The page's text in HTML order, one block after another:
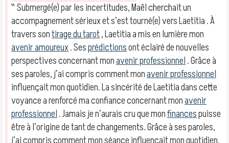
‶ Submergé(e) par les incertitudes, Maël cherchait un
accompagnement sérieux et s’est tourné(e) vers Laetitia . À
travers sontirage du tarot, Laetitia a mis en lumière mon
avenir amoureux. Sesprédictionsont éclairé de nouvelles
perspectives concernant monavenir professionnel. Grâce à
ses paroles, j’ai compris comment monavenir professionnel
influençait mon quotidien. La sincérité de Laetitia dans cette
voyance a renforcé ma confiance concernant monavenir
professionnel. Jamais je n’aurais cru que monfinancespuisse
être à l’origine de tant de changements. Grâce à ses paroles,